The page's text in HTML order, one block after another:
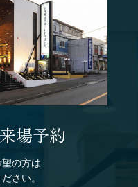
場予約
の方は
さい。